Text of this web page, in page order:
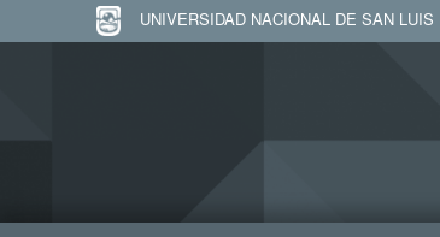
UNIVERSIDAD NACIONAL DE SAN LUIS